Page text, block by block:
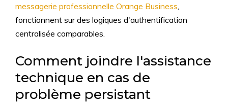
messagerie professionnelle Orange Business
fonctionnent sur des logiques d'authentification
centralisée comparables.
Comment joindre l'assistance
technique en cas de
problème persistant